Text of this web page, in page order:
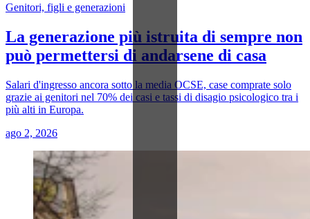
Genitori, figli e generazioni
La generazione più istruita di sempre non
può permettersi di andarsene di casa
Salari d'ingresso ancora sotto la media OCSE, case comprate solo
grazie ai genitori nel 70% dei casi e tassi di disagio psicologico tra i
più alti in Europa.
ago 2, 2026